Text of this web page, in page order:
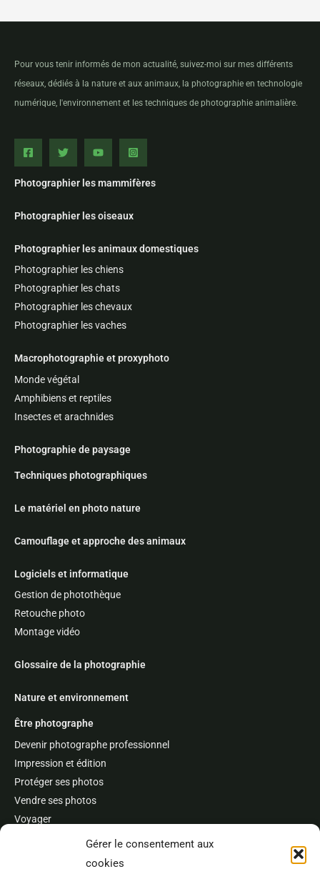
Gérer le consentement aux
cookies
Pour vous tenir informés de mon actualité, suivez-moi sur mes différents
réseaux, dédiés à la nature et aux animaux, la photographie en technologie
numérique, l'environnement et les techniques de photographie animalière.
Photographier les mammifères
Photographier les oiseaux
Photographier les animaux domestiques
Photographier les chiens
Photographier les chats
Photographier les chevaux
Photographier les vaches
Macrophotographie et proxyphoto
Monde végétal
Amphibiens et reptiles
Insectes et arachnides
Photographie de paysage
Techniques photographiques
Le matériel en photo nature
Camouflage et approche des animaux
Logiciels et informatique
Gestion de photothèque
Retouche photo
Montage vidéo
Glossaire de la photographie
Nature et environnement
Être photographe
Devenir photographe professionnel
Impression et édition
Protéger ses photos
Vendre ses photos
Voyager
Concours et festivals